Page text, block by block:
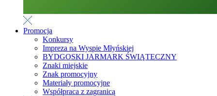
Promocja
Konkursy
Impreza na Wyspie Młyńskiej
BYDGOSKI JARMARK ŚWIĄTECZNY
Znaki miejskie
Znak promocyjny
Materiały promocyjne
Współpraca z zagranicą